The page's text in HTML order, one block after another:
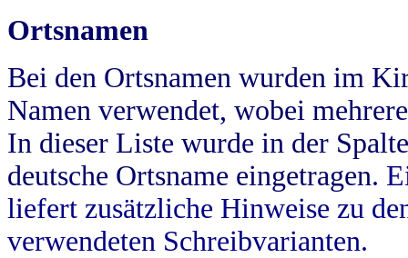
Ortsnamen
Bei den Ortsnamen wurden im
Namen verwendet, wobei
In dieser Liste wurde in der
deutsche Ortsname eingetragen.
liefert zusätzliche Hinweise zu
verwendeten Schreibvarianten.